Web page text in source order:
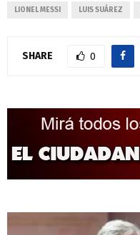
LIONEL MESSI LUIS SUÁREZ
SHARE 0